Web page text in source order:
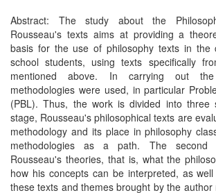
Abstract: The study about the
Rousseau's texts aims at providing a
basis for the use of philosophy texts in the
school students, using texts specifically
mentioned above. In carrying out
methodologies were used, in particular
(PBL). Thus, the work is divided into three
stage, Rousseau's philosophical texts are
methodology and its place in philosophy
methodologies as a path. The second
Rousseau's theories, that is, what the
how his concepts can be interpreted, as
these texts and themes brought by the